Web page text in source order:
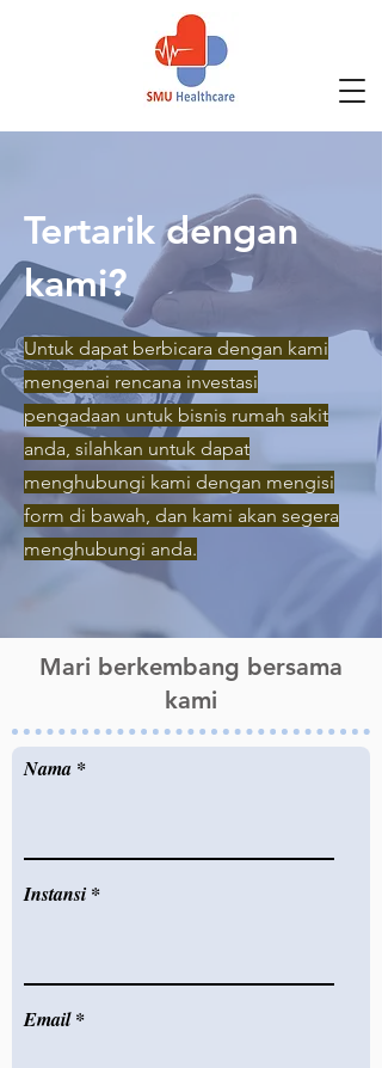
Tertarik dengan
kami?
Untuk dapat berbicara dengan kami
mengenai rencana investasi
pengadaan untuk bisnis rumah sakit
anda, silahkan untuk dapat
menghubungi kami dengan mengisi
form di bawah, dan kami akan segera
menghubungi anda.
Mari berkembang bersama
kami
Nama
Instansi
Email